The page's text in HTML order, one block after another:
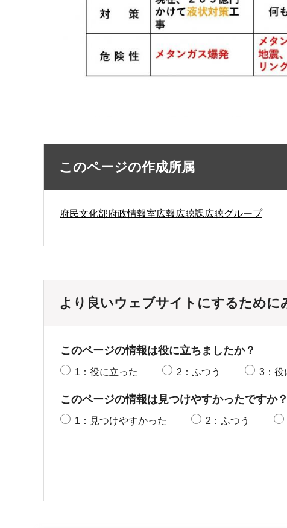
このページの作成所属
府民文化部府政情報室広報広聴課広聴グループ
より良いウェブサイトにするため
このページの情報は役に立ちましたか？
1：役に立った 2：ふつう 3：役
このページの情報は見つけやすかったですか？
1：見つけやすかった 2：ふつう